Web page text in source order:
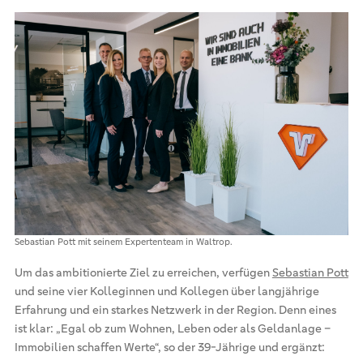
Sebastian Pott mit seinem Expertenteam in Waltrop.
Um das ambitionierte Ziel zu erreichen, verfügenSebastian Pott
und seine vier Kolleginnen und Kollegen über langjährige
Erfahrung und ein starkes Netzwerk in der Region. Denn eines
ist klar: „Egal ob zum Wohnen, Leben oder als Geldanlage –
Immobilien schaffen Werte“, so der 39-Jährige und ergänzt: